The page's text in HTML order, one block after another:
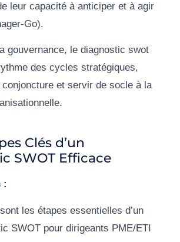
leur capacité à anticiper et à agir
Go).
gouvernance, le diagnostic swot
des cycles stratégiques,
conjoncture et servir de socle à la
Clés d’un
SWOT Efficace
:
les étapes essentielles d’un
SWOT pour dirigeants PME/ETI